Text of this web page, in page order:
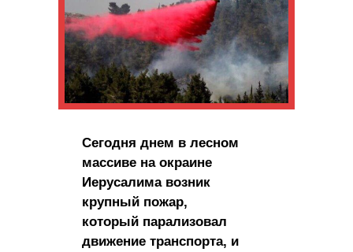
Сегодня днем в лесном
массиве на окраине
Иерусалима возник
крупный пожар,
который парализовал
движение транспорта, и